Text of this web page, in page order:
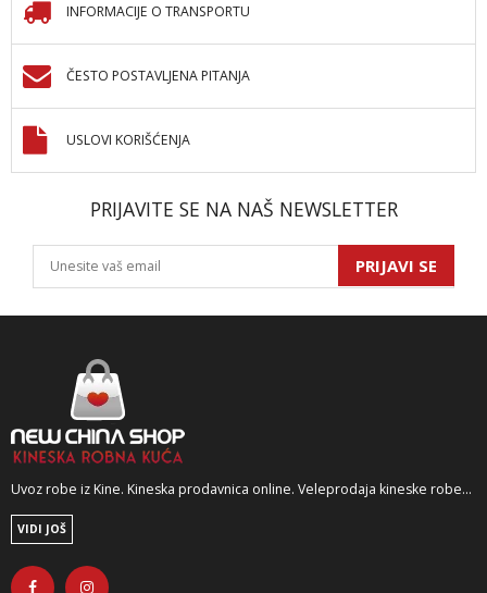
INFORMACIJE O TRANSPORTU
ČESTO POSTAVLJENA PITANJA
USLOVI KORIŠĆENJA
PRIJAVITE SE NA NAŠ NEWSLETTER
PRIJAVI SE
Uvoz robe iz Kine. Kineska prodavnica online. Veleprodaja kineske robe...
VIDI JOŠ